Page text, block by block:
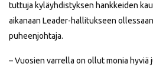
tuttuja kyläyhdistyksen hankkeiden
aikanaan Leader-hallitukseen
puheenjohtaja.
– Vuosien varrella on ollut monia hyviä